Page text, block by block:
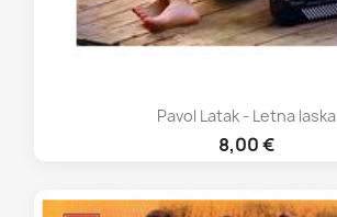
Pavol Latak - Letna laska
8,00 €